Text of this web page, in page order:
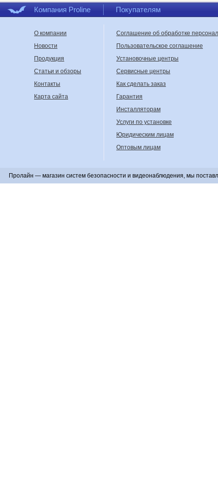
Компания Proline Покупателям
О компании
Новости
Продукция
Статьи и обзоры
Контакты
Карта сайта
Соглашение об обработке
Пользовательское соглашение
Установочные центры
Сервисные центры
Как сделать заказ
Гарантия
Инсталляторам
Услуги по установке
Юридическим лицам
Оптовым лицам
Пролайн — магазин систем безопасности и видеонаблюдения, мы